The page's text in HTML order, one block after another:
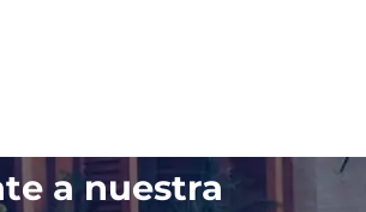
a nuestra